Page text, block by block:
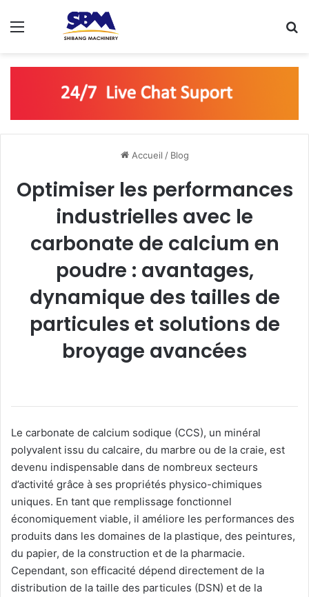
Accueil / Blog
Optimiser les performances
industrielles avec le
carbonate de calcium en
poudre : avantages,
dynamique des tailles de
particules et solutions de
broyage avancées
Le carbonate de calcium sodique (CCS), un minéral
polyvalent issu du calcaire, du marbre ou de la craie, est
devenu indispensable dans de nombreux secteurs
d’activité grâce à ses propriétés physico-chimiques
uniques. En tant que remplissage fonctionnel
économiquement viable, il améliore les performances des
produits dans les domaines de la plastique, des peintures,
du papier, de la construction et de la pharmacie.
Cependant, son efficacité dépend directement de la
distribution de la taille des particules (DSN) et de la